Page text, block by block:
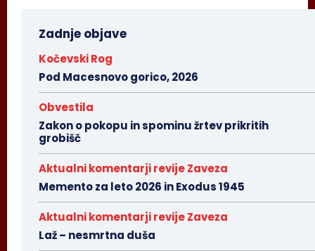
Zadnje objave
Kočevski Rog
Pod Macesnovo gorico, 2026
Obvestila
Zakon o pokopu in spominu žrtev prikritih
grobišč
Aktualni komentarji revije Zaveza
Memento za leto 2026 in Exodus 1945
Aktualni komentarji revije Zaveza
Laž – nesmrtna duša